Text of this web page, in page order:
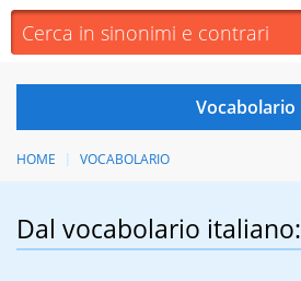
HOME VOCABOLARIO
Dal vocabolario italiano: